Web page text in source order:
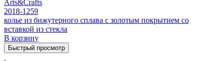
Arts&Crafts
2018-1259
колье из бижутерного сплава с золотым покрытием cо
вставкой из стекла
В корзину
Быстрый просмотр